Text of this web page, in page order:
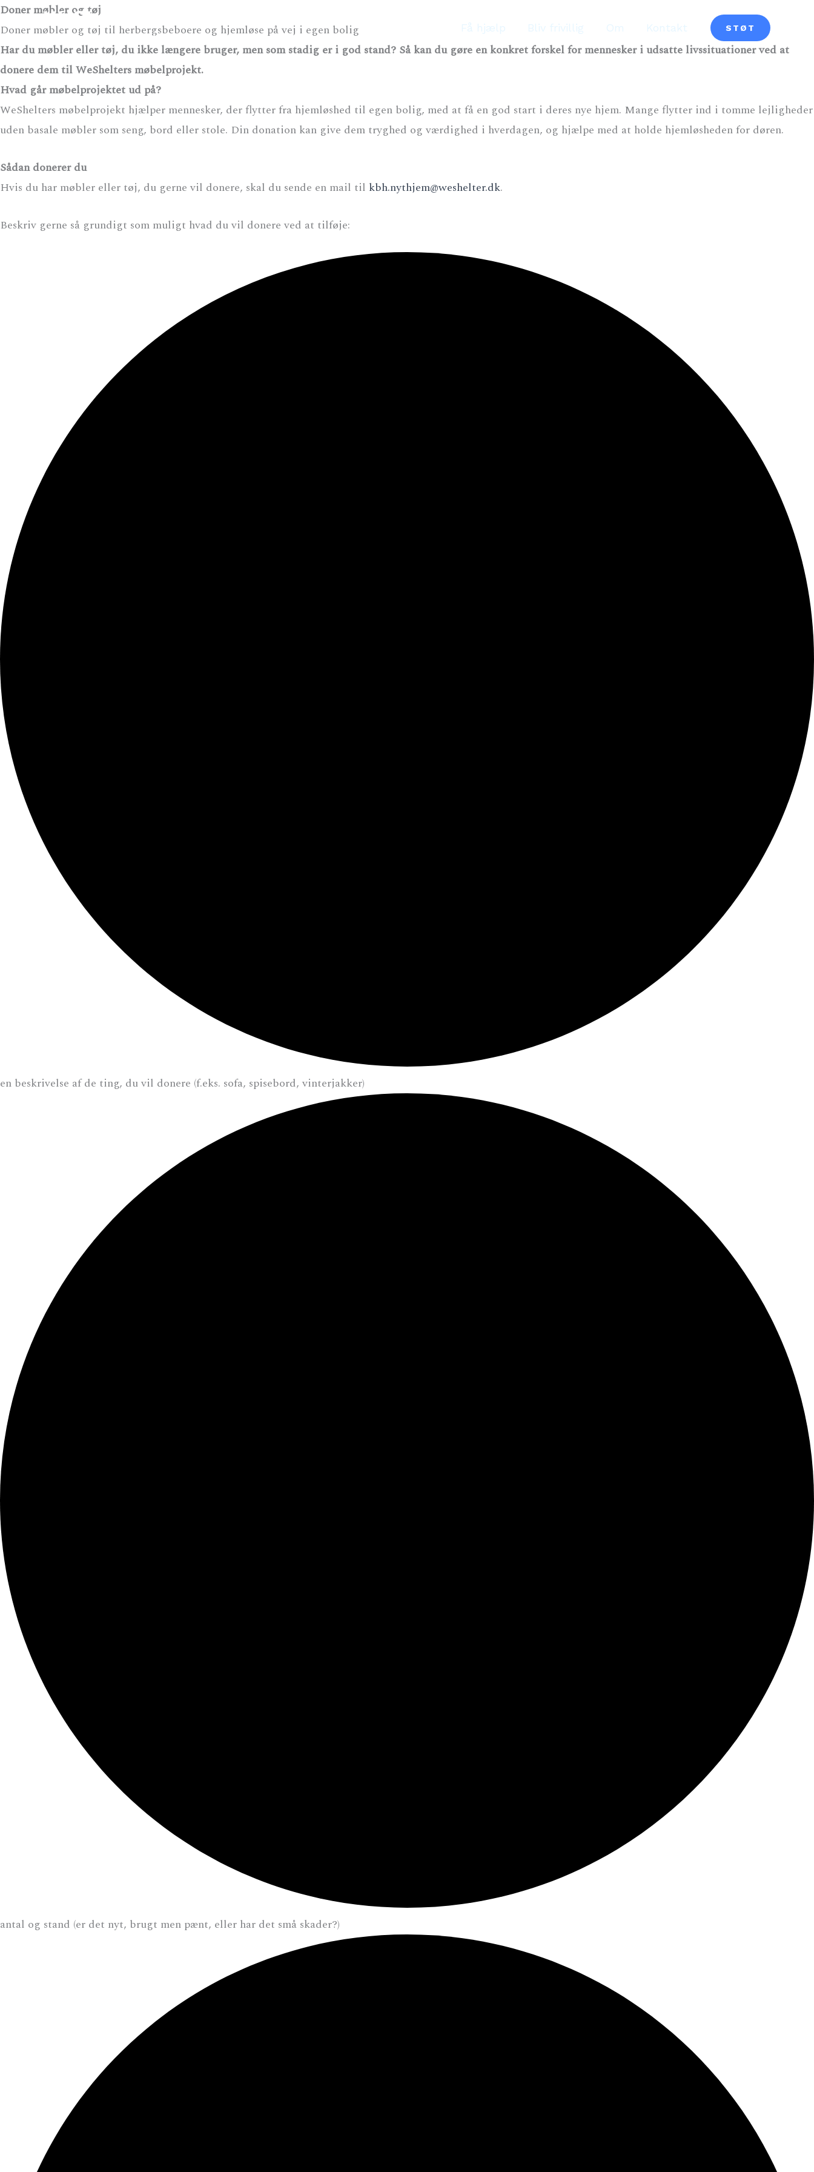
Gå
til
indholdet
Fonden Missionen blandt Hjemløse
Få hjælp Bliv frivillig Om Kontakt STØT
Doner møbler og tøj
Doner møbler og tøj til herbergsbeboere og hjemløse på vej i egen bolig
Har du møbler eller tøj, du ikke længere bruger, men som stadig er i god stand? Så kan du gøre en konkret forskel for mennesker i udsatte livssituationer ved at
donere dem til WeShelters møbelprojekt.
Hvad går møbelprojektet ud på?
WeShelters møbelprojekt hjælper mennesker, der flytter fra hjemløshed til egen bolig, med at få en god start i deres nye hjem. Mange flytter ind i tomme lejligheder
uden basale møbler som seng, bord eller stole. Din donation kan give dem tryghed og værdighed i hverdagen, og hjælpe med at holde hjemløsheden for døren.
Sådan donerer du
Hvis du har møbler eller tøj, du gerne vil donere, skal du sende en mail til kbh.nythjem@weshelter.dk.
Beskriv gerne så grundigt som muligt hvad du vil donere ved at tilføje:
en beskrivelse af de ting, du vil donere (f.eks. sofa, spisebord, vinterjakker)
antal og stand (er det nyt, brugt men pænt, eller har det små skader?)